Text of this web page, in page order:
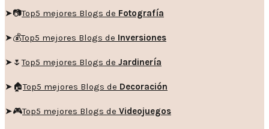
➤📷Top5 mejores Blogs de Fotografía
➤💰Top5 mejores Blogs de Inversiones
➤🌷Top5 mejores Blogs de Jardinería
➤🏠Top5 mejores Blogs de Decoración
➤🎮Top5 mejores Blogs de Videojuegos